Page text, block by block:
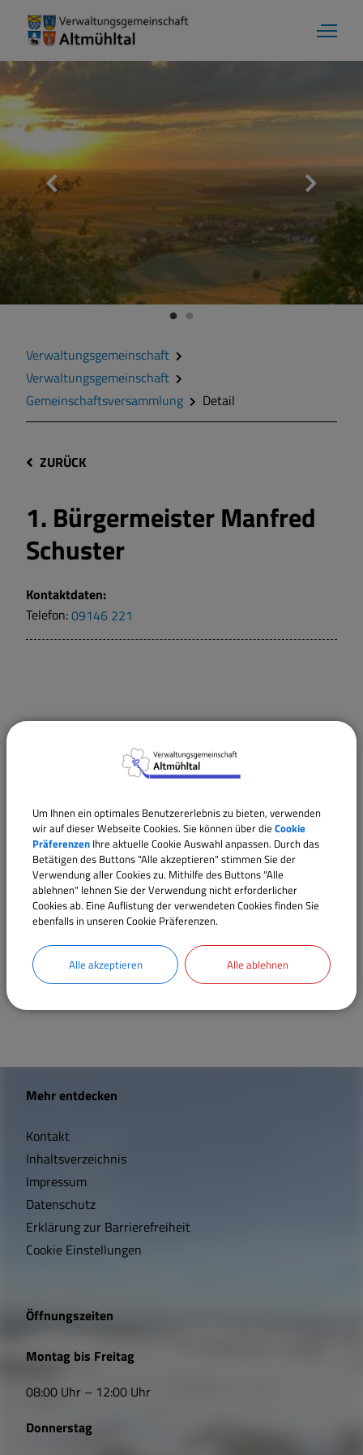
Verwaltungsgemeinschaft
Verwaltungsgemeinschaft
Gemeinschaftsversammlung
Detail
ZURÜCK
1. Bürgermeister Manfred
Schuster
Kontaktdaten:
Telefon:09146 221
Gemeinschaftsversammlung
Wilfried Cramer(Vorsitzende/r)
Kevin Stützer
Mathias Hertlein
Johannes Hummel
Christa Singer
Werner Meister jun.
Ursula Waschkuhn-Hofmann
Christine Engelhardt
Günter Ströbel
W
c
h
t
i
e
L
n
k
Mehr entdecken
Kontakt
Inhaltsverzeichnis
Impressum
Datenschutz
Erklärung zur Barrierefreiheit
Cookie Einstellungen
Öffnungszeiten
Montag bis Freitag
08:00 Uhr – 12:00 Uhr
Donnerstag
Um Ihnen ein optimales Benutzererlebnis zu bieten, verwenden
wir auf dieser Webseite Cookies. Sie können über die Cookie
Präferenzen Ihre aktuelle Cookie Auswahl anpassen. Durch das
Betätigen des Buttons "Alle akzeptieren" stimmen Sie der
Verwendung aller Cookies zu. Mithilfe des Buttons "Alle
ablehnen" lehnen Sie der Verwendung nicht erforderlicher
Cookies ab. Eine Auflistung der verwendeten Cookies finden Sie
ebenfalls in unseren Cookie Präferenzen.
Alle akzeptieren Alle ablehnen